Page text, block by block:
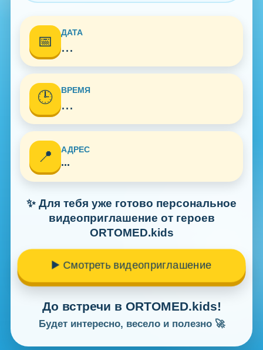
📅 ДАТА
...
🕒 ВРЕМЯ
...
📍 АДРЕС
...
✨ Для тебя уже готово персональное
видеоприглашение от героев
ORTOMED.kids
▶️ Смотреть видеоприглашение
До встречи в ORTOMED.kids!
Будет интересно, весело и полезно 🚀